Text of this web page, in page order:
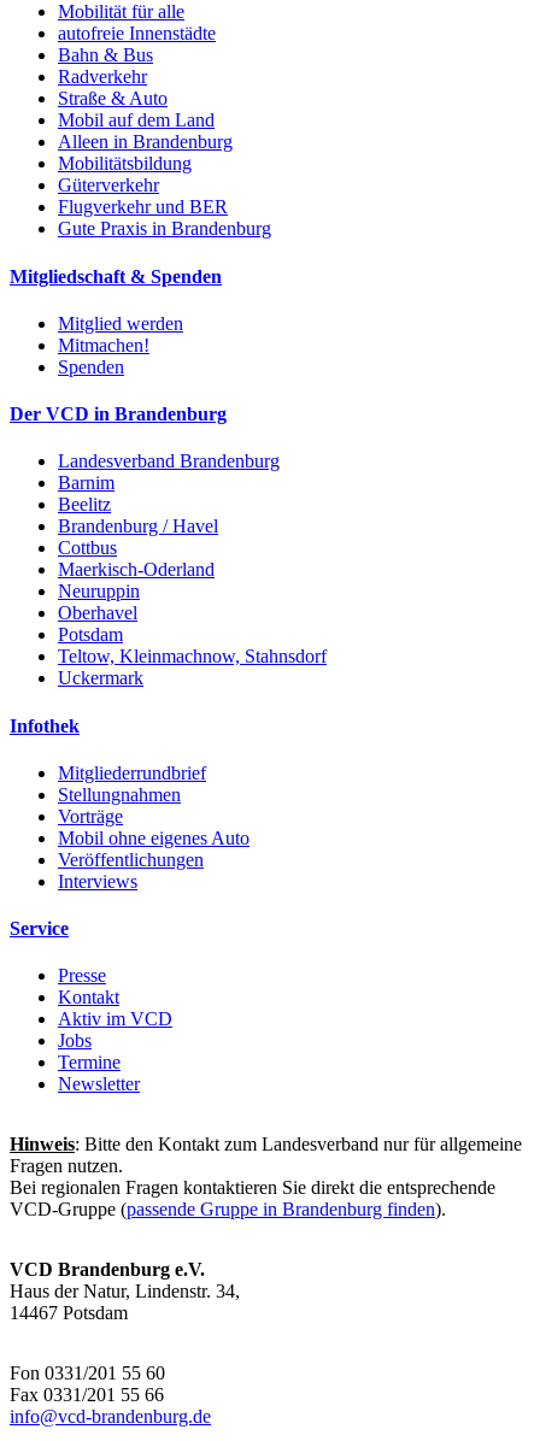
Mobilität für alle
autofreie Innenstädte
Bahn & Bus
Radverkehr
Straße & Auto
Mobil auf dem Land
Alleen in Brandenburg
Mobilitätsbildung
Güterverkehr
Flugverkehr und BER
Gute Praxis in Brandenburg
Mitgliedschaft & Spenden
Mitglied werden
Mitmachen!
Spenden
Der VCD in Brandenburg
Landesverband Brandenburg
Barnim
Beelitz
Brandenburg / Havel
Cottbus
Maerkisch-Oderland
Neuruppin
Oberhavel
Potsdam
Teltow, Kleinmachnow, Stahnsdorf
Uckermark
Infothek
Mitgliederrundbrief
Stellungnahmen
Vorträge
Mobil ohne eigenes Auto
Veröffentlichungen
Interviews
Service
Presse
Kontakt
Aktiv im VCD
Jobs
Termine
Newsletter
Hinweis: Bitte den Kontakt zum Landesverband nur für allgemeine
Fragen nutzen.
Bei regionalen Fragen kontaktieren Sie direkt die entsprechende
VCD-Gruppe (passende Gruppe in Brandenburg finden).
VCD Brandenburg e.V.
Haus der Natur, Lindenstr. 34,
14467 Potsdam
Fon 0331/201 55 60
Fax 0331/201 55 66
info@vcd-brandenburg.de